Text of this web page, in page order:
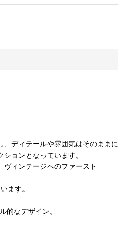
ディテールや雰囲気はそのままに
ョンとなっています。
ィンテージへのファースト
ます。
的なデザイン。